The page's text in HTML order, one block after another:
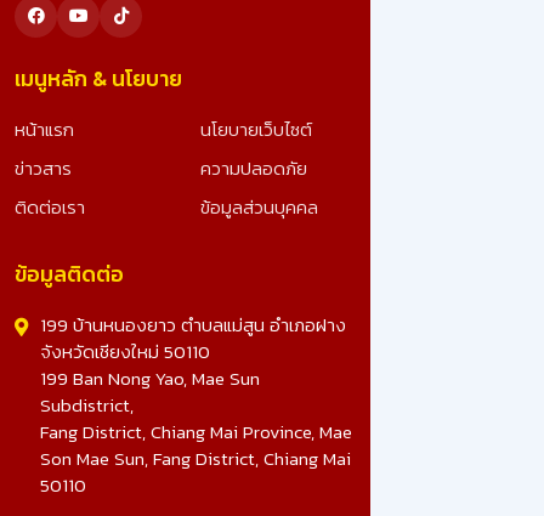
สร้างเยาวชนที่ดีของชาติต่อไป ดูรูปภาพเพิ่มเติม -
เมนูหลัก & นโยบาย
หน้าแรก
ข่าวสาร
ติดต่อเรา
นโยบายเว็บไซต์
ความปลอดภัย
ข้อมูลส่วนบุคคล
ข้อมูลติดต่อ
199 บ้านหนองยาว ตำบลแม่สูน อำเภอฝาง
จังหวัดเชียงใหม่ 50110
199 Ban Nong Yao, Mae Sun
Subdistrict,
Fang District, Chiang Mai Province, Mae
Son Mae Sun, Fang District, Chiang Mai
50110